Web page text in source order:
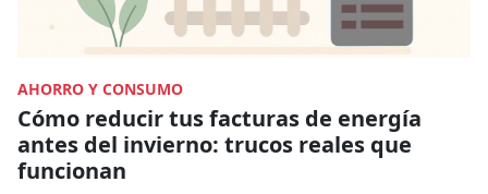
AHORRO Y CONSUMO
Cómo reducir tus facturas de energía
antes del invierno: trucos reales que
funcionan